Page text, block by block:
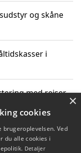
og skåne
i
med rejser
til co2 reduktion
×
cookies
Ved
du alle cookies i
Detaljer